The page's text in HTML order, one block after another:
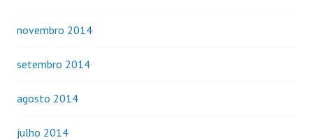
novembro 2014
setembro 2014
agosto 2014
julho 2014